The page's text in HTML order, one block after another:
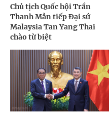
Chủ tịch Quốc hội Trần
Thanh Mẫn tiếp Đại sứ
Malaysia Tan Yang Thai
chào từ biệt